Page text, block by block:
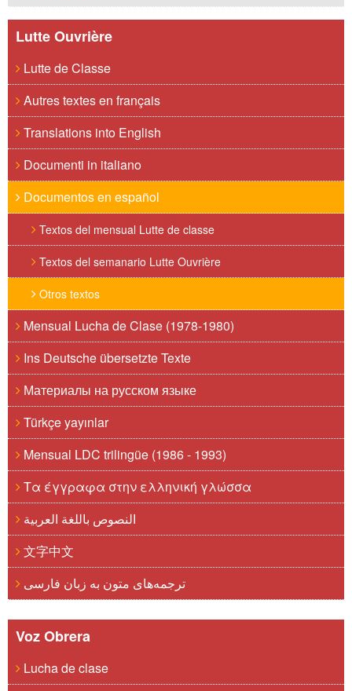
Lutte Ouvrière
Lutte de Classe
Autres textes en français
Translations into English
Documenti in italiano
Documentos en español
Textos del mensual Lutte de classe
Textos del semanario Lutte Ouvrière
Otros textos
Mensual Lucha de Clase (1978-1980)
Ins Deutsche übersetzte Texte
Материалы на русском языке
Türkçe yayınlar
Mensual LDC trilingüe (1986 - 1993)
Τα έγγραφα στην ελληνική γλώσσα
النصوص باللغة العربية
文字中文
ترجمه‌های متون به زبان فارسی
Voz Obrera
Lucha de clase